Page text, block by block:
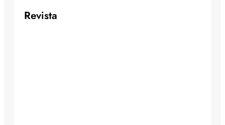
Revista